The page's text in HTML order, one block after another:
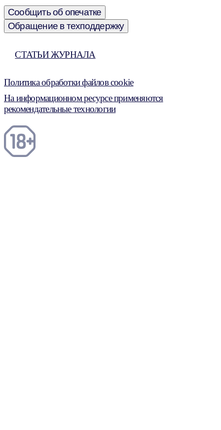
Сообщить об опечатке
Обращение в техподдержку
СТАТЬИ ЖУРНАЛА
Политика обработки файлов cookie
На информационном ресурсе применяются
рекомендательные технологии